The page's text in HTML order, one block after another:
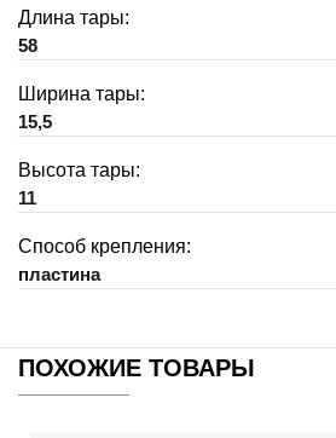
Длина тары:
58
Ширина тары:
15,5
Высота тары:
11
Способ крепления:
пластина
ПОХОЖИЕ ТОВАРЫ